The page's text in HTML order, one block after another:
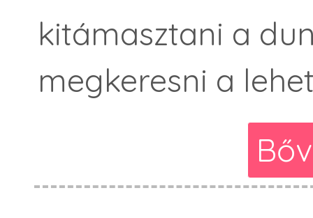
kitámasztani a
megkeresni a